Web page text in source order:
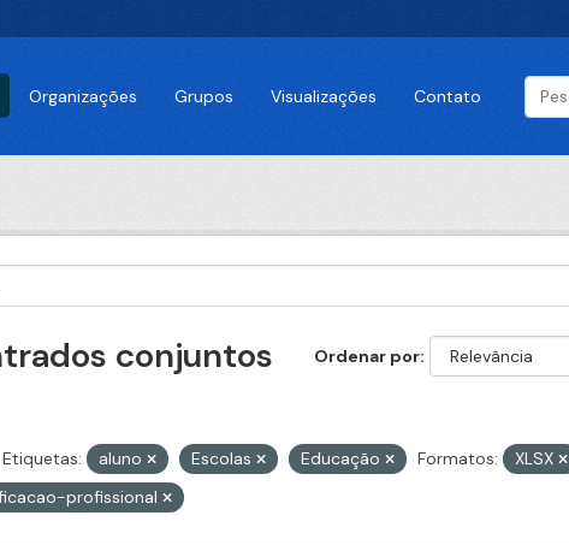
Organizações Grupos Visualizações Contato
Ordenar por
conjuntos
Etiquetas: aluno Escolas Educação Formatos: XLSX
profissional